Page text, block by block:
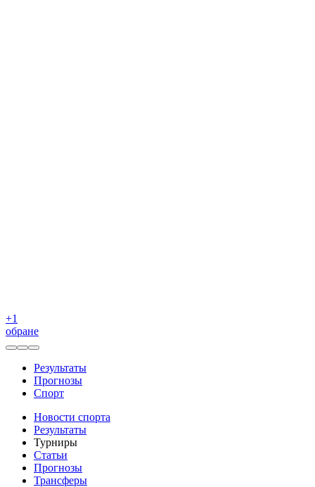
+1
обране
Результаты
Прогнозы
Спорт
Новости спорта
Результаты
Турниры
Статьи
Прогнозы
Трансферы